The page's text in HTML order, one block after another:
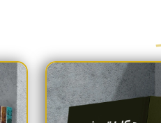
السعر الأصلي هو: 1,700EGP.السعر الحالي هو: 1,600EGP.